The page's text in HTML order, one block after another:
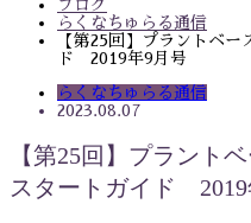
ブログ
らくなちゅらる通信
【第25回】プラントベ
ド 2019年9月号
らくなちゅらる通信
2023.08.07
【第25回】プラント
スタートガイド 2019